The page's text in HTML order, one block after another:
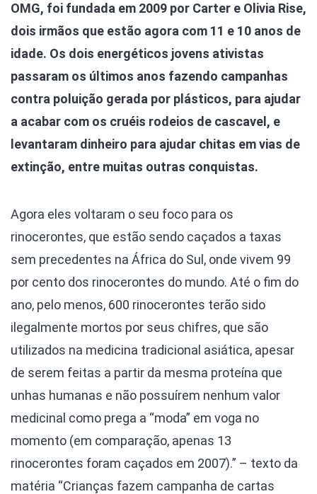
OMG, foi fundada em 2009 por Carter e Olivia Rise,
dois irmãos que estão agora com 11 e 10 anos de
idade. Os dois energéticos jovens ativistas
passaram os últimos anos fazendo campanhas
contra poluição gerada por plásticos, para ajudar
a acabar com os cruéis rodeios de cascavel, e
levantaram dinheiro para ajudar chitas em vias de
extinção, entre muitas outras conquistas.
Agora eles voltaram o seu foco para os
rinocerontes, que estão sendo caçados a taxas
sem precedentes na África do Sul, onde vivem 99
por cento dos rinocerontes do mundo. Até o fim do
ano, pelo menos, 600 rinocerontes terão sido
ilegalmente mortos por seus chifres, que são
utilizados na medicina tradicional asiática, apesar
de serem feitas a partir da mesma proteína que
unhas humanas e não possuírem nenhum valor
medicinal como prega a “moda” em voga no
momento (em comparação, apenas 13
rinocerontes foram caçados em 2007).” – texto da
matéria “Crianças fazem campanha de cartas